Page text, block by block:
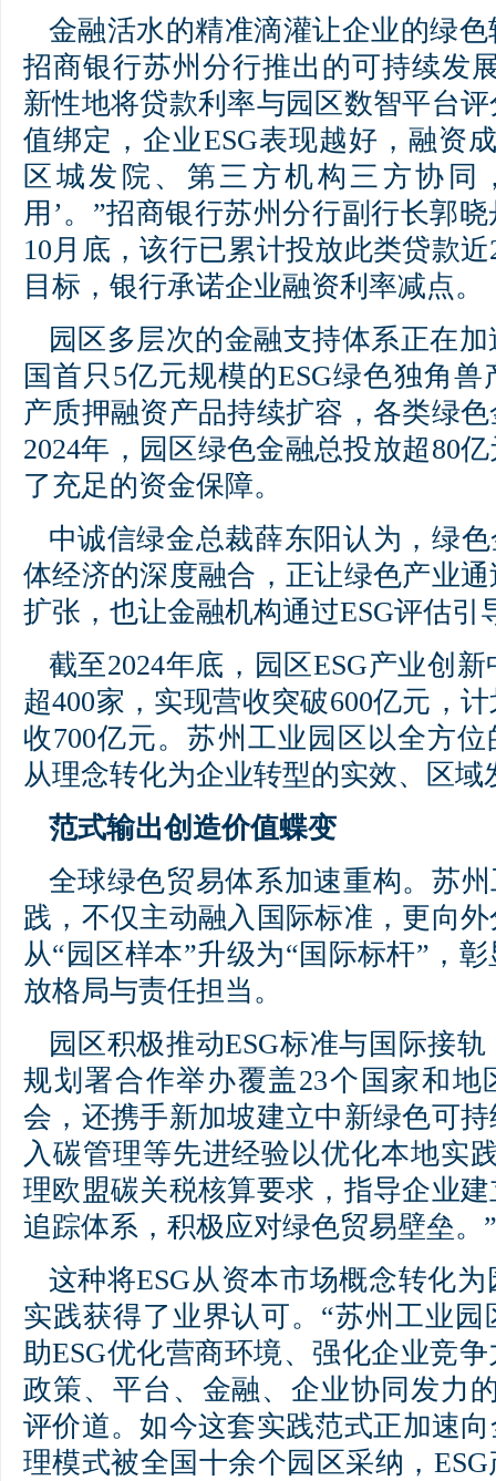
金融活水的精准滴灌让企业的绿
招商银行苏州分行推出的可持续发
新性地将贷款利率与园区数智平台
值绑定，企业ESG表现越好，融资
区城发院、第三方机构三方协同
用’。”招商银行苏州分行副行长郭
10月底，该行已累计投放此类贷款
目标，银行承诺企业融资利率减点。
园区多层次的金融支持体系正在
国首只5亿元规模的ESG绿色独角
产质押融资产品持续扩容，各类绿
2024年，园区绿色金融总投放超80
了充足的资金保障。
中诚信绿金总裁薛东阳认为，绿
体经济的深度融合，正让绿色产业
扩张，也让金融机构通过ESG评估引
截至2024年底，园区ESG产业创
超400家，实现营收突破600亿元，
收700亿元。苏州工业园区以全方
从理念转化为企业转型的实效、区域
范式输出创造价值蝶变
全球绿色贸易体系加速重构。苏
践，不仅主动融入国际标准，更向
从“园区样本”升级为“国际标杆”，
放格局与责任担当。
园区积极推动ESG标准与国际接
规划署合作举办覆盖23个国家和地
会，还携手新加坡建立中新绿色可
入碳管理等先进经验以优化本地实
理欧盟碳关税核算要求，指导企业
追踪体系，积极应对绿色贸易壁垒。
这种将ESG从资本市场概念转化
实践获得了业界认可。“苏州工业
助ESG优化营商环境、强化企业竞
政策、平台、金融、企业协同发力
评价道。如今这套实践范式正加速
理模式被全国十余个园区采纳，